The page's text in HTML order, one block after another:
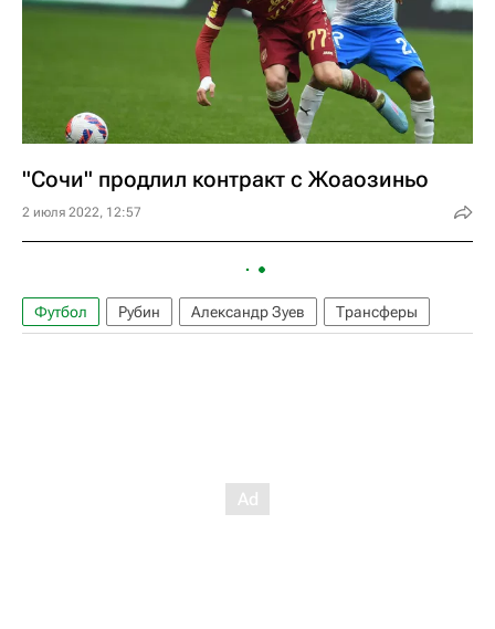
"Сочи" продлил контракт с Жоаозиньо
2 июля 2022, 12:57
Футбол Рубин Александр Зуев Трансферы